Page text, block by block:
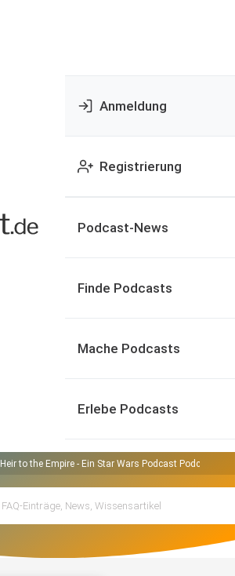
Anmeldung
Registrierung
Podcast-News
Finde Podcasts
Mache Podcasts
Erlebe Podcasts
Heir to the Empire - Ein Star Wars Podcast Podcast